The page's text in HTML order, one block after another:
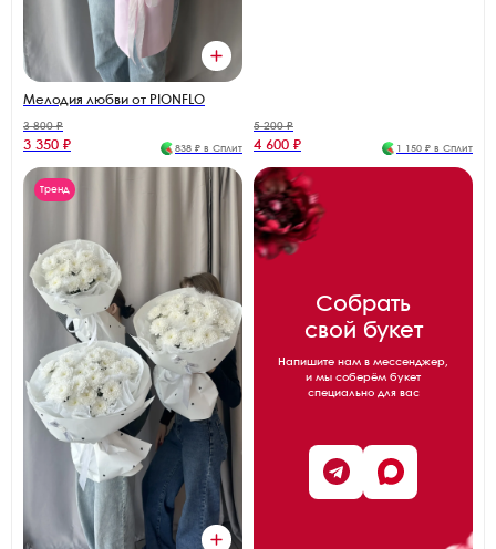
Мелодия любви от PIONFLO
3 800 ₽
3 350 ₽ 838 ₽ в Сплит
5 200 ₽
4 600 ₽ 1 150 ₽ в Сплит
Тренд
Собрать
свой букет
Напишите нам в мессенджер,
и мы соберём букет
специально для вас